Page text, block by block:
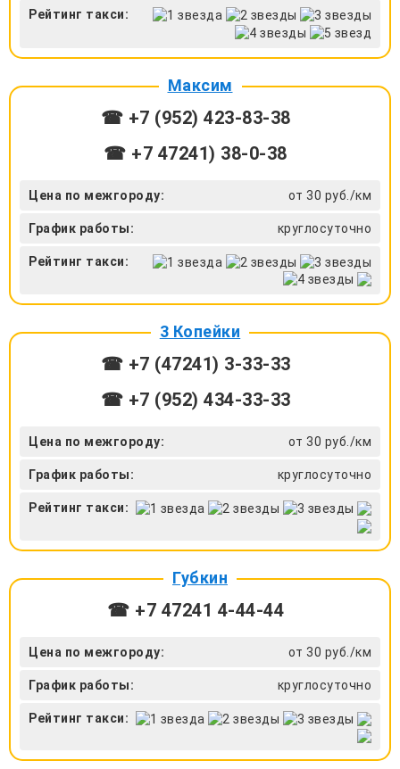
Рейтинг такси:
Максим
☎ +7 (952) 423-83-38
☎ +7 47241) 38-0-38
Цена по межгороду: от 30 руб./км
График работы: круглосуточно
Рейтинг такси:
3 Копейки
☎ +7 (47241) 3-33-33
☎ +7 (952) 434-33-33
Цена по межгороду: от 30 руб./км
График работы: круглосуточно
Рейтинг такси:
Губкин
☎ +7 47241 4‑44-44
Цена по межгороду: от 30 руб./км
График работы: круглосуточно
Рейтинг такси: